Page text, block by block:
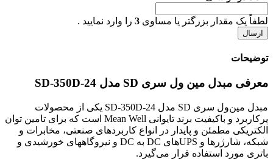
لطفاً یک مقدار بزرگتر یا مساوی 3 را وارد نمایید .
توضیحات
معرفی مبدل مین ول سری SD مدل SD-350D-24
مبدل مین‌ول سری SD مدل SD-350D-24 یکی از محصولات
پرکاربرد و باکیفیت برند تایوانی Mean Well است که برای تامین توان
الکتریکی مطمئن و پایدار در انواع کاربردهای صنعتی، مخابرات و
شبکه، شارژرها و UPSهای DC به DC و نیروگاههای خورشیدی و
باتری مورد استفاده قرار می‌گیرد.